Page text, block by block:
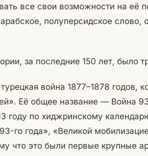
все свои возможности на её
полуперсидское слово,
за последние 150 лет, было
война 1877–1878 годов,
Её общее название — Война
году по хиджринскому
го года», «Великой
что это были первые крупные